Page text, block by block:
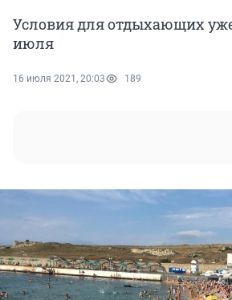
Условия для отдыхающих
июля
16 июля 2021, 20:03 189